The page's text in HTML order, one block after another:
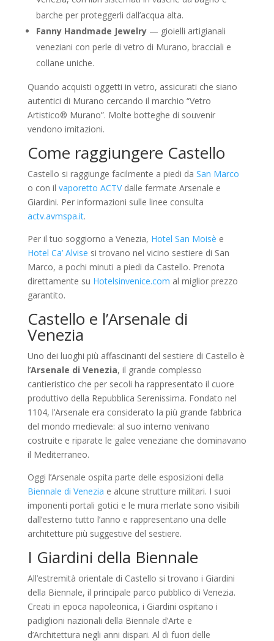
barche per proteggerli dall’acqua alta.
Fanny Handmade Jewelry— gioielli artigianali
veneziani con perle di vetro di Murano, bracciali e
collane uniche.
Quando acquisti oggetti in vetro, assicurati che siano
autentici di Murano cercando il marchio “Vetro
Artistico® Murano”. Molte botteghe di souvenir
vendono imitazioni.
Come raggiungere Castello
Castello si raggiunge facilmente a piedi da San Marco
o con il vaporetto ACTVdalle fermate Arsenale e
Giardini. Per informazioni sulle linee consulta
actv.avmspa.it.
Per il tuo soggiorno a Venezia, Hotel San Moisè e
Hotel Ca’ Alvise si trovano nel vicino sestiere di San
Marco, a pochi minuti a piedi da Castello. Prenota
direttamente su Hotelsinvenice.com al miglior prezzo
garantito.
Castello e l’Arsenale di
Venezia
Uno dei luoghi più affascinanti del sestiere di Castello è
l’Arsenale di Venezia, il grande complesso
cantieristico che per secoli ha rappresentato il cuore
produttivo della Repubblica Serenissima. Fondato nel
1104, l’Arsenale era considerato la più grande fabbrica
del mondo medievale: al suo interno venivano
costruite e riparate le galee veneziane che dominavano
il Mediterraneo.
Oggi l’Arsenale ospita parte delle esposizioni della
Biennale di Venezia e alcune strutture militari. I suoi
imponenti portali gotici e le mura merlate sono visibili
dall’esterno tutto l’anno e rappresentano una delle
architetture più suggestive del sestiere.
I Giardini della Biennale
All’estremità orientale di Castello si trovano i Giardini
della Biennale, il principale parco pubblico di Venezia.
Creati in epoca napoleonica, i Giardini ospitano i
padiglioni nazionali della Biennale d’Arte e
d’Architettura negli anni dispari. Al di fuori delle